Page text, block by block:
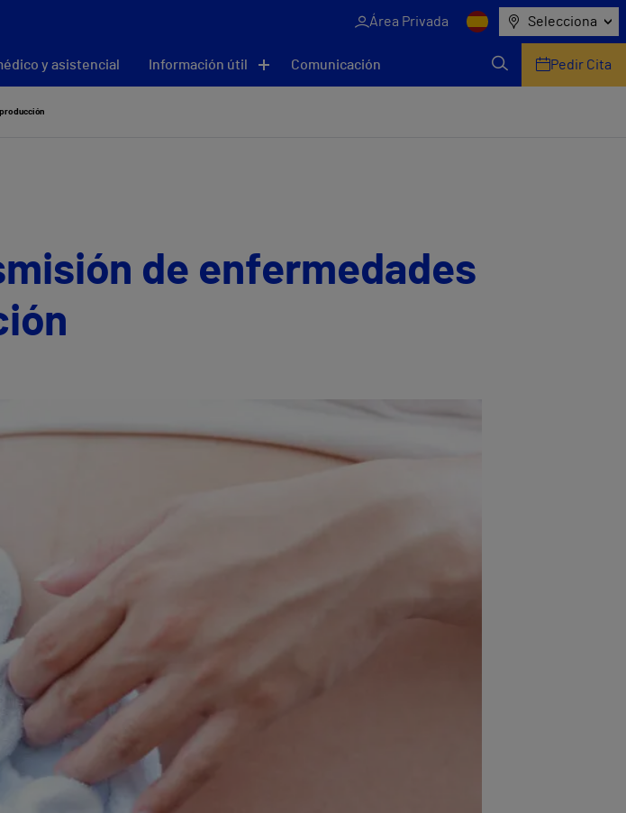
Área Privada Selecciona
y asistencial Información útil Comunicación Pedir Cita
de enfermedades